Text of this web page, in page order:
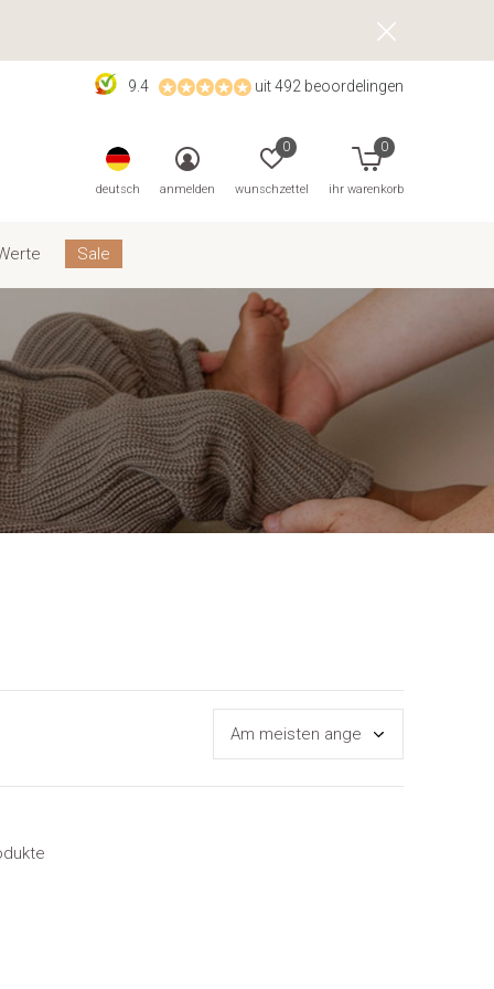
Sale
deutsch anmelden wunschzettel
0
ihr warenkorb
0
9.4 uit 492 beoordelingen